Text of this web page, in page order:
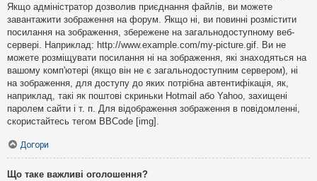
Якщо адміністратор дозволив приєднання файлів, ви можете
завантажити зображення на форум. Якщо ні, ви повинні розмістити
посилання на зображення, збережене на загальнодоступному веб-
сервері. Наприклад: http://www.example.com/my-picture.gif. Ви не
можете розміщувати посилання ні на зображення, які знаходяться на
вашому комп'ютері (якщо він не є загальнодоступним сервером), ні
на зображення, для доступу до яких потрібна автентифікація, як,
наприклад, такі як поштові скриньки Hotmail або Yahoo, захищені
паролем сайти і т. п. Для відображення зображення в повідомленні,
скористайтесь тегом BBCode [img].
Догори
Що таке важливі оголошення?